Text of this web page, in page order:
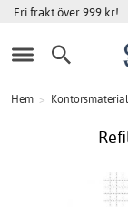
Fri frakt över 999 kr!
Hem > Kontorsmaterial